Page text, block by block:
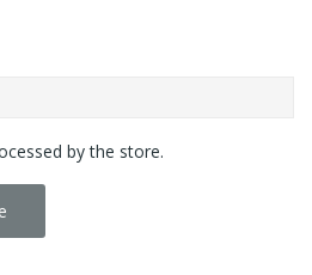
by the store.